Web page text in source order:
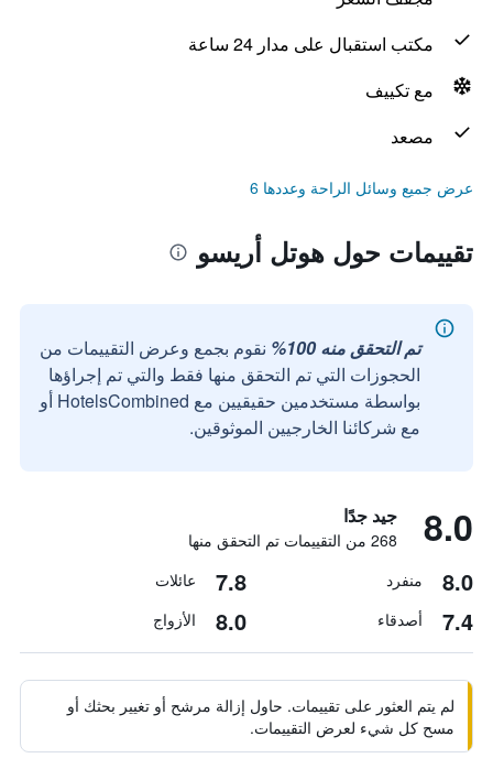
مكتب استقبال على مدار 24 ساعة
مع تكييف
مصعد
عرض جميع وسائل الراحة وعددها 6
تقييمات حول هوتل أريسو
تم التحقق منه 100%
نقوم بجمع وعرض التقييمات من
الحجوزات التي تم التحقق منها فقط والتي تم إجراؤها
بواسطة مستخدمين حقيقيين مع HotelsCombined أو
مع شركائنا الخارجيين الموثوقين.
8.0 جيد جدًا
268 من التقييمات تم التحقق منها
8.0 منفرد 7.8 عائلات
7.4 أصدقاء 8.0 الأزواج
لم يتم العثور على تقييمات. حاول إزالة مرشح أو تغيير بحثك أو
مسح كل شيء لعرض التقييمات.